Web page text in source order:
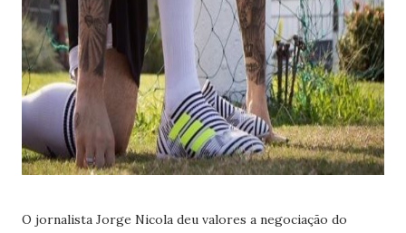
O jornalista Jorge Nicola deu valores a negociação do